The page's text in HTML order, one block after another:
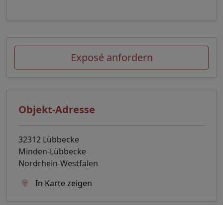
Exposé anfordern
Objekt-Adresse
32312 Lübbecke
Minden-Lübbecke
Nordrhein-Westfalen
In Karte zeigen